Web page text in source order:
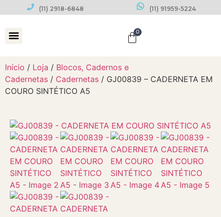
(11) 2918-6848 (11) 91959-5224
0
Início / Loja / Blocos, Cadernos e
Cadernetas / Cadernetas / GJ00839 – CADERNETA EM
COURO SINTÉTICO A5